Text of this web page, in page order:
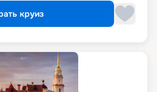
круиз